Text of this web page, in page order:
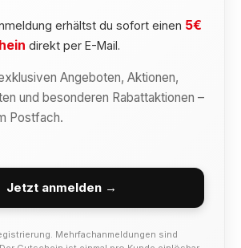
erhältst du sofort einen 5€
direkt per E-Mail.
Angeboten, Aktionen,
und besonderen Rabattaktionen –
Postfach.
Jetzt anmelden →
Mehrfachanmeldungen sind